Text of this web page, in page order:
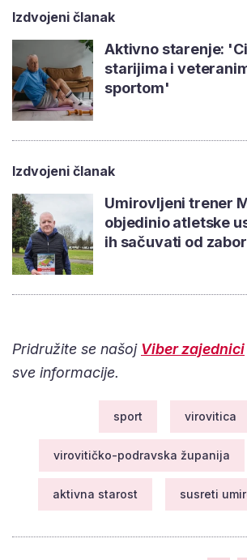
Izdvojeni članak
Aktivno starenje:
starijima i
sportom'
Izdvojeni članak
Umirovljeni trener
objedinio atletske
ih sačuvati od
Pridružite se našoj Viber zajednici
sve informacije.
sport virovitica
virovitičko-podravska županija
aktivna starost susreti